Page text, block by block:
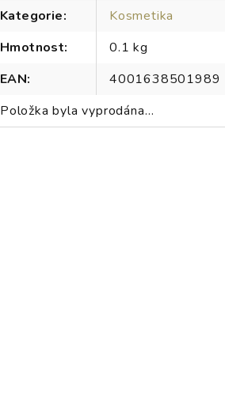
Kategorie:
Kosmetika
Hmotnost:
0.1 kg
EAN:
4001638501989
Položka byla vyprodána…